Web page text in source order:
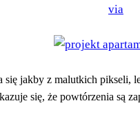
via
się jakby z malutkich pikseli,
się, że powtórzenia są